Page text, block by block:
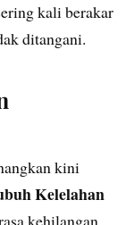
kali berakar
ditangani.
kini
Kelelahan